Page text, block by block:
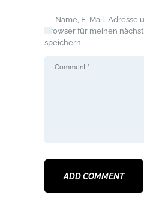
Name, E-Mail-Adresse
Browser für meinen
speichern.